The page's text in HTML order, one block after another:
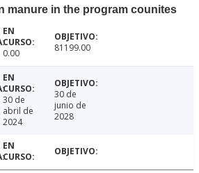
manure in the program counites
0.00 81199.00
30 de
abril de
2024
30 de
junio de
2028